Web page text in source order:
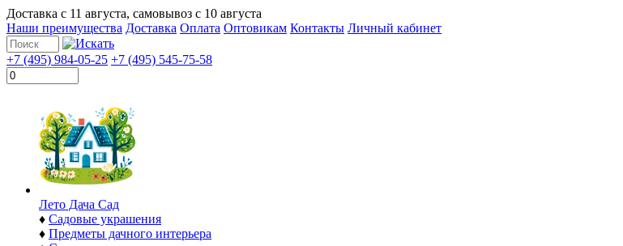
Доставка с 11 августа, самовывоз с 10 августа
Наши преимущества Доставка Оплата Оптовикам Контакты Личный кабинет
+7 (495) 984-05-25 +7 (495) 545-75-58
Лето Дача Сад
♦ Садовые украшения
♦ Предметы дачного интерьера